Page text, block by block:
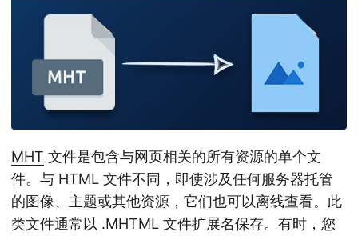
MHT 文件是包含与网页相关的所有资源的单个文
件。与 HTML 文件不同，即使涉及任何服务器托管
的图像、主题或其他资源，它们也可以离线查看。此
类文件通常以 .MHTML 文件扩展名保存。有时，您